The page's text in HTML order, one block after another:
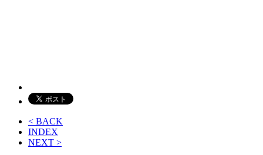
< BACK
INDEX
NEXT >